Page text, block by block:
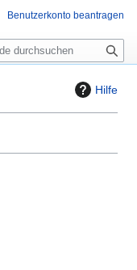
Hilfe
Benutzerkonto beantragen